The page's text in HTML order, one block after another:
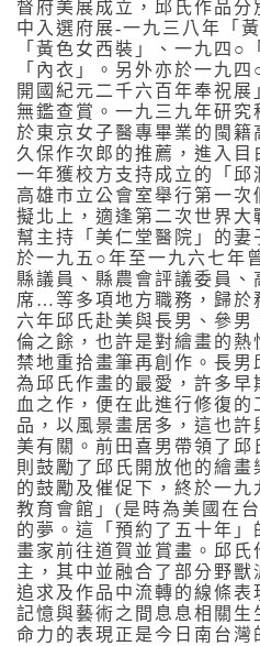
督府美展成立，邱氏作品
中入選府展-一九三八年「
「黃色女西裝」、一九四○
「內衣」。另外亦於一九
開國紀元二千六百年奉祝
無鑑查賞。一九三九年研究
於東京女子醫專畢業的閩籍
久保作次郎的推薦，進入目
一年獲校方支持成立的「
高雄市立公會室舉行第一
擬北上，適逢第二次世界大
幫主持「美仁堂醫院」的
於一九五○年至一九六七年
縣議員、縣農會評議委員、
席…等多項地方職務，歸於
六年邱氏赴美與長男、參
倫之餘，也許是對繪畫的熱
禁地重拾畫筆再創作。長
為邱氏作畫的最愛，許多
血之作，便在此進行修復
品，以風景畫居多，這也
美有關。前田喜男帶領了邱
則鼓勵了邱氏開放他的繪
的鼓勵及催促下，終於一
教育會館」(是時為美國在
的夢。這「預約了五十年
畫家前往道賀並賞畫。邱氏
主，其中並融合了部分野
追求及作品中流轉的線條表
記憶與藝術之間息息相關生
命力的表現正是今日南台